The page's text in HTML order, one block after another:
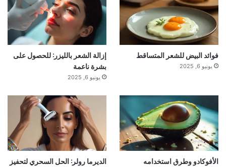
فوائد البيض للشعر المتساقط
يونيو 6, 2025
إزالة الشعر بالليزر: للحصول على
بشرة ناعمة
يونيو 6, 2025
الأفوكادو وطرق استخدامه
الديرما رولر: الحل السحري لتحفيز